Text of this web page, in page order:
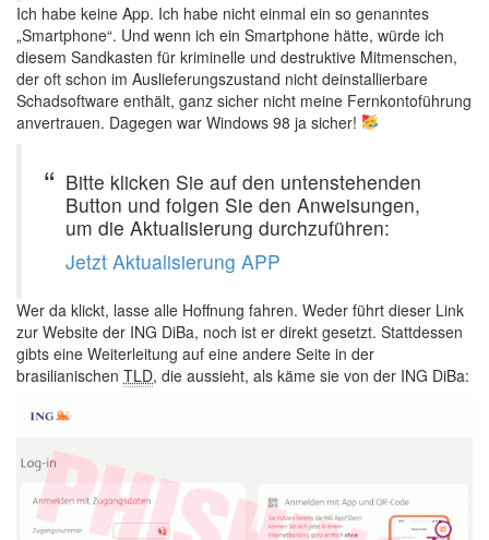
Ich habe keine App. Ich habe nicht einmal ein so genanntes
„Smartphone“. Und wenn ich ein Smartphone hätte, würde ich
diesem Sandkasten für kriminelle und destruktive Mitmenschen,
der oft schon im Auslieferungszustand nicht deinstallierbare
Schadsoftware enthält, ganz sicher nicht meine Fernkontoführung
anvertrauen. Dagegen war Windows 98 ja sicher!
Bitte klicken Sie auf den untenstehenden
Button und folgen Sie den Anweisungen,
um die Aktualisierung durchzuführen:
Jetzt Aktualisierung APP
Wer da klickt, lasse alle Hoffnung fahren. Weder führt dieser Link
zur Website der ING DiBa, noch ist er direkt gesetzt. Stattdessen
gibts eine Weiterleitung auf eine andere Seite in der
brasilianischen TLD, die aussieht, als käme sie von der ING DiBa: